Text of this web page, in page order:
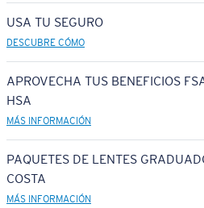
USA TU SEGURO
DESCUBRE CÓMO
APROVECHA TUS BENEFICIOS
HSA
MÁS INFORMACIÓN
PAQUETES DE LENTES
COSTA
MÁS INFORMACIÓN